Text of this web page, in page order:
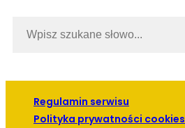
Regulamin serwisu
Polityka prywatności cookies